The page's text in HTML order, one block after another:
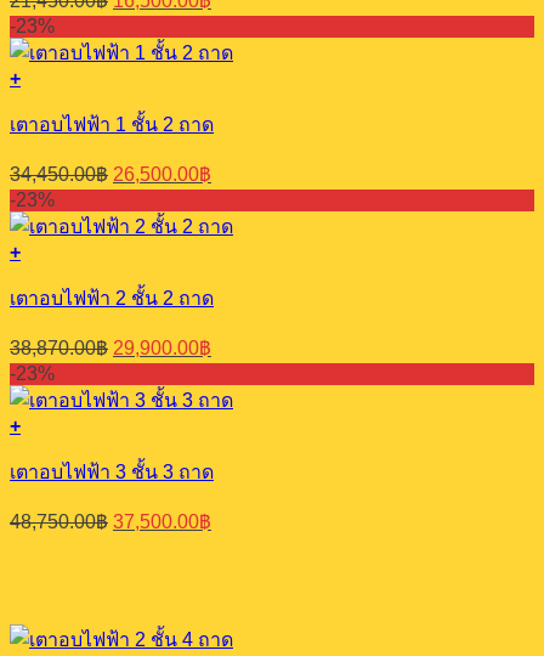
price
was:
21,450.00฿.
price
is:
16,500.00฿.
-23%
+
เตาอบไฟฟ้า 1 ชั้น 2 ถาด
34,450.00฿ Original
price
was:
34,450.00฿.
26,500.00฿
price
is:
26,500.00฿.
-23%
+
เตาอบไฟฟ้า 2 ชั้น 2 ถาด
38,870.00฿ Original
price
was:
38,870.00฿.
29,900.00฿
price
is:
29,900.00฿.
-23%
+
เตาอบไฟฟ้า 3 ชั้น 3 ถาด
48,750.00฿ Original
price
37,500.00฿
price